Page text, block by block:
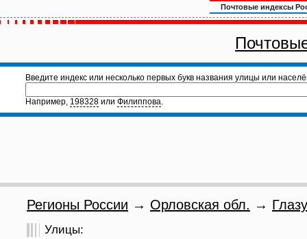
Почтовые индексы
Введите индекс или несколько первых букв названия улицы или
Например, 198328 или Филиппова.
Регионы России → Орловская обл. →
Улицы: